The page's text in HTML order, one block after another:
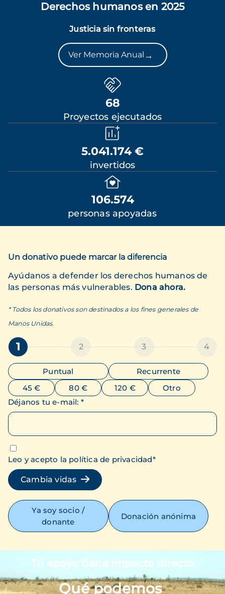
Derechos humanos en 2025
Justicia sin fronteras
Ver Memoria Anual →
68
Proyectos ejecutados
5.041.174 €
invertidos
106.574
personas apoyadas
Un donativo puede marcar la diferencia
Ayúdanos a defender los derechos humanos de
las personas más vulnerables. Dona ahora.
* Todos los donativos son destinados a los fines generales de
Manos Unidas.
1 2 3 4
Puntual
Recurrente
45 €
80 € 120 €
Otro
Déjanos tu e-mail: *
Leo y acepto la política de privacidad*
Cambia vidas
Ya soy socio /
donante
Donación anónima
Tu apoyo tiene impacto directo
Qué podemos